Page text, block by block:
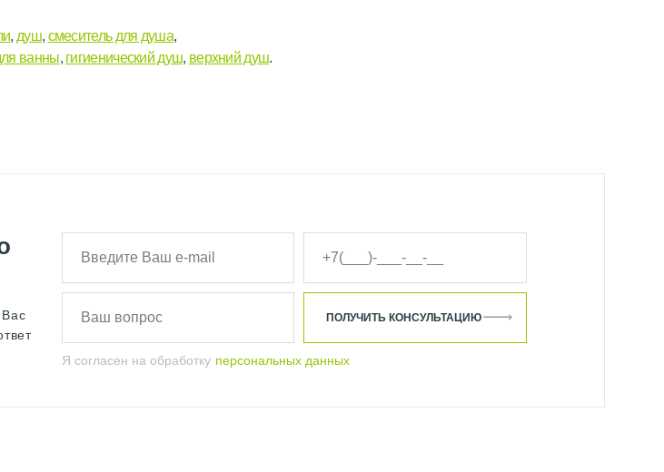
, душ, смеситель для душа,
ванны, гигиенический душ, верхний душ.
Я согласен на обработку персональных данных
ПОЛУЧИТЬ КОНСУЛЬТАЦИЮ